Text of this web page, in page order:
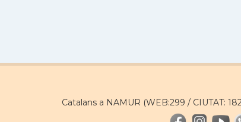
Catalans a NAMUR (WEB:299 / CIUTAT: